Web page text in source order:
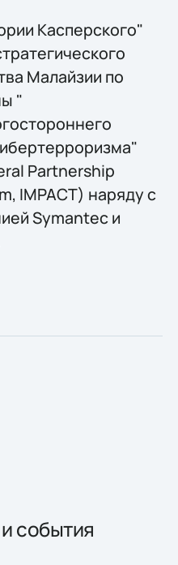
Касперского"
Малайзии по
"
Partnership
IMPACT) наряду с
Symantec и
события